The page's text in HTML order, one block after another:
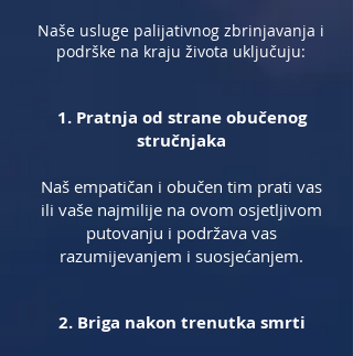
Naše usluge palijativnog zbrinjavanja i
podrške na kraju života uključuju:
1. Pratnja od strane obučenog
stručnjaka
Naš empatičan i obučen tim prati vas
ili vaše najmilije na ovom osjetljivom
putovanju i podržava vas
razumijevanjem i suosjećanjem.
2. Briga nakon trenutka smrti